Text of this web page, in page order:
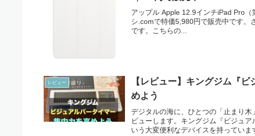
アップル Apple 12.9インチiPad Pro
シ.comで特価5,980円で販売中です。
です。こちらの...
レビュー
【レビュー】キングジム『
めよう
デジタルの海に、ひとつの「止まり
ビューします。キングジム『ビジュ
いう大変便利なデバイスを持っていま